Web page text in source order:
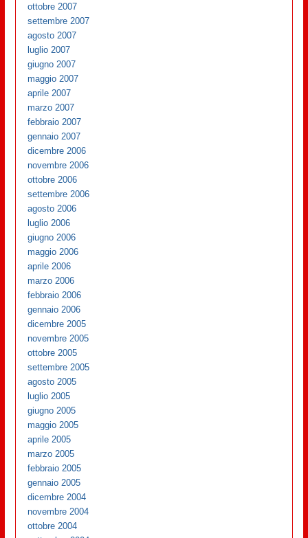
ottobre 2007
settembre 2007
agosto 2007
luglio 2007
giugno 2007
maggio 2007
aprile 2007
marzo 2007
febbraio 2007
gennaio 2007
dicembre 2006
novembre 2006
ottobre 2006
settembre 2006
agosto 2006
luglio 2006
giugno 2006
maggio 2006
aprile 2006
marzo 2006
febbraio 2006
gennaio 2006
dicembre 2005
novembre 2005
ottobre 2005
settembre 2005
agosto 2005
luglio 2005
giugno 2005
maggio 2005
aprile 2005
marzo 2005
febbraio 2005
gennaio 2005
dicembre 2004
novembre 2004
ottobre 2004